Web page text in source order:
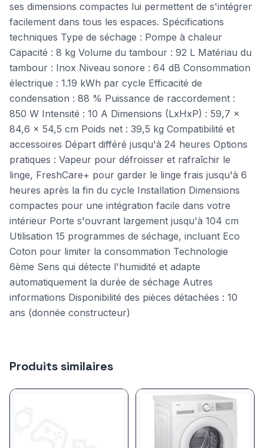
ses dimensions compactes lui permettent de s'intégrer
facilement dans tous les espaces. Spécifications
techniques Type de séchage : Pompe à chaleur
Capacité : 8 kg Volume du tambour : 92 L Matériau du
tambour : Inox Niveau sonore : 64 dB Consommation
électrique : 1.19 kWh par cycle Efficacité de
condensation : 88 % Puissance de raccordement :
850 W Intensité : 10 A Dimensions (LxHxP) : 59,7 x
84,6 x 54,5 cm Poids net : 39,5 kg Compatibilité et
accessoires Départ différé jusqu'à 24 heures Options
pratiques : Vapeur pour défroisser et rafraîchir le
linge, FreshCare+ pour garder le linge frais jusqu'à 6
heures après la fin du cycle Installation Dimensions
compactes pour une intégration facile dans votre
intérieur Porte s'ouvrant largement jusqu'à 104 cm
Utilisation 15 programmes de séchage, incluant Eco
Coton pour limiter la consommation Technologie
6ème Sens qui détecte l'humidité et adapte
automatiquement la durée de séchage Autres
informations Disponibilité des pièces détachées : 10
ans (donnée constructeur)
Produits similaires